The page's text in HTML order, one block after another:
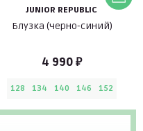
JUNIOR REPUBLIC
Блузка (черно-синий)
4 990 ₽
128 134 140 146 152